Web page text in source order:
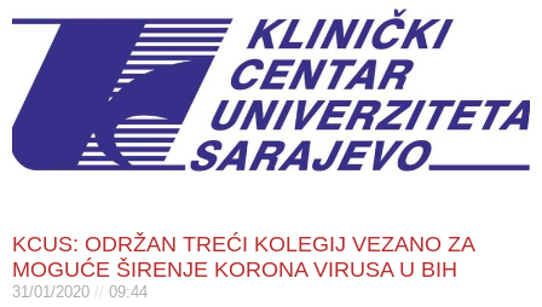
KCUS: ODRŽAN TREĆI KOLEGIJ VEZANO ZA
MOGUĆE ŠIRENJE KORONA VIRUSA U BIH
31/01/2020 09:44